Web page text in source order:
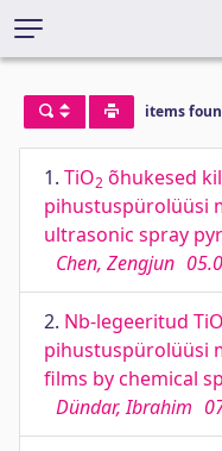
items
1. TiO2 õhukesed
pihustuspürolüüsi
ultrasonic spray
Chen, Zengjun
2. Nb-legeeritud TiO
pihustuspürolüüsi
films by chemical
Dündar, Ibrahim